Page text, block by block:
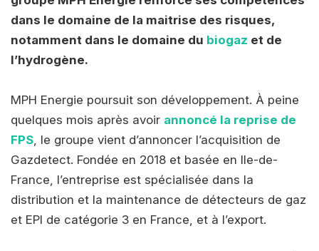
dans le domaine de la maitrise des risques,
notamment dans le domaine du biogaz et de
l’hydrogène.
MPH Energie poursuit son développement. À peine
quelques mois après avoir annoncé la reprise de
FPS , le groupe vient d’annoncer l’acquisition de
Gazdetect. Fondée en 2018 et basée en Ile-de-
France, l’entreprise est spécialisée dans la
distribution et la maintenance de détecteurs de gaz
et EPI de catégorie 3 en France, et à l’export.